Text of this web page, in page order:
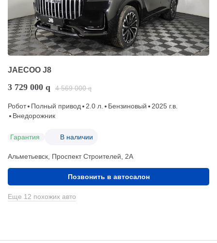
JAECOO J8
3 729 000 q 4 569 000 q
Робот Полный привод 2.0 л. Бензиновый
2025 г.в.
Внедорожник
Гарантия В наличии
Альметьевск, Проспект Строителей, 2А
Позвонить в автосалон
Еще 12 похожих авто